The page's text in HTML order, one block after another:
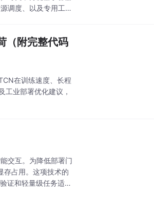
调度、以及专用工具
（附完整代码
在训练速度、长程
工业部署优化建议，
交互。为降低部署门
存占用。这项技术的
证和轻量级任务适